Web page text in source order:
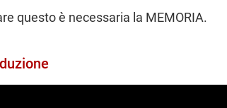
questo è necessaria la MEMORIA.